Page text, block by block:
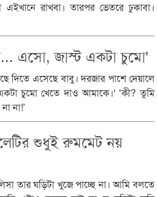
রাখবা। তারপর ভেতরে ঢুকাবা।
এসো, জাস্ট একটা চুমো'
দিতে এসেছে বাবু। দরজার পাশে দেয়ালে
চুমো খেতে দাও আমাকে।' ‘কী? তুমি
না!’
শুধুই রুমমেট নয়
তার ঘড়িটা খুজে পাচ্ছে না। আমি বলতে